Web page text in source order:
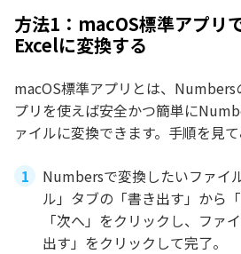
方法1：macOS標準アプリ
Excelに変換する
macOS標準アプリとは、
プリを使えば安全かつ簡単に
ァイルに変換できます。手順を見て
Numbersで変換したいファイ
ル」タブの「書き出す」から
「次へ」をクリックし、ファ
出す」をクリックして完了。